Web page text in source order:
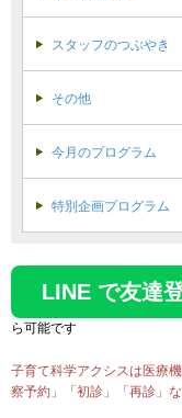
スタッフのつぶやき
その他
今月のプログラム
特別企画プログラム
LINE で友達
ら可能です
子育て科学アクシスは医療
察予約」「初診」「再診」